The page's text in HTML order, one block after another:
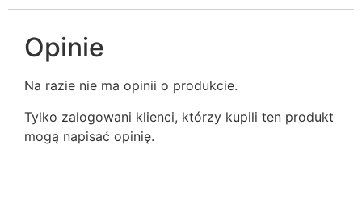
Opinie
Na razie nie ma opinii o produkcie.
Tylko zalogowani klienci, którzy kupili ten produkt
mogą napisać opinię.